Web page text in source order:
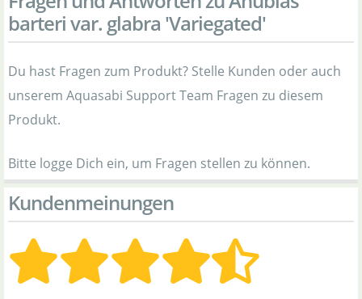
barteri var. glabra 'Variegated'
Du hast Fragen zum Produkt? Stelle Kunden oder auch
unserem Aquasabi Support Team Fragen zu diesem
Produkt.
Bitte logge Dich ein, um Fragen stellen zu können.
Kundenmeinungen